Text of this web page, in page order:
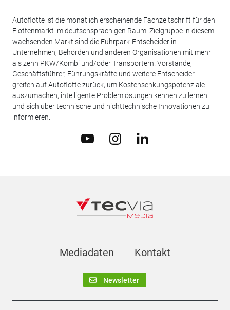
Autoflotte ist die monatlich erscheinende Fachzeitschrift für den
Flottenmarkt im deutschsprachigen Raum. Zielgruppe in diesem
wachsenden Markt sind die Fuhrpark-Entscheider in
Unternehmen, Behörden und anderen Organisationen mit mehr
als zehn PKW/Kombi und/oder Transportern. Vorstände,
Geschäftsführer, Führungskräfte und weitere Entscheider
greifen auf Autoflotte zurück, um Kostensenkungspotenziale
auszumachen, intelligente Problemlösungen kennen zu lernen
und sich über technische und nichttechnische Innovationen zu
informieren.
Mediadaten Kontakt
Newsletter